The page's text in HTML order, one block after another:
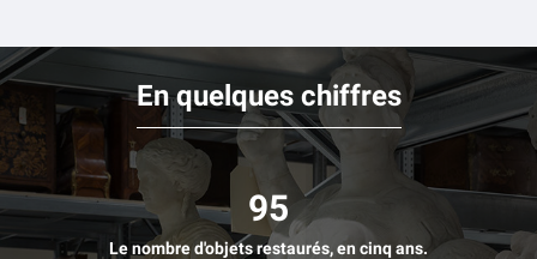
En quelques chiffres
95
Le nombre d'objets restaurés, en cinq ans.